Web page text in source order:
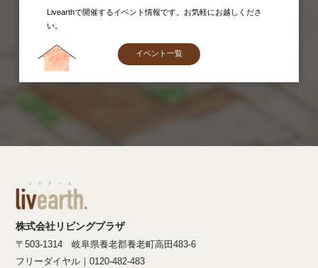
Livearthで開催するイベント情報です。お気軽にお越しくださ
い。
イベント一覧
株式会社リビングプラザ
〒503-1314 岐阜県養老郡養老町高田483-6
フリーダイヤル｜0120-482-483